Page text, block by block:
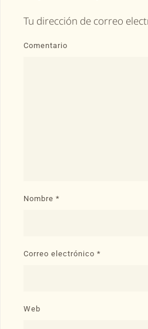
Tu dirección de correo
Comentario
Nombre *
Correo electrónico *
Web